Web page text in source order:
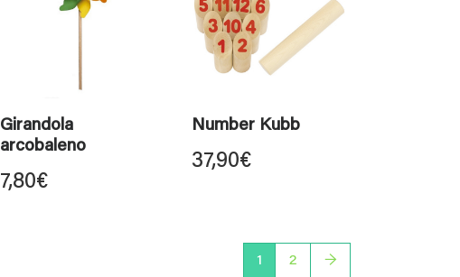
Girandola
arcobaleno
7,80€
Number Kubb
37,90€
1 2 →